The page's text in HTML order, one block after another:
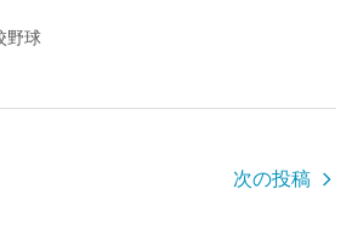
野球
次の投稿